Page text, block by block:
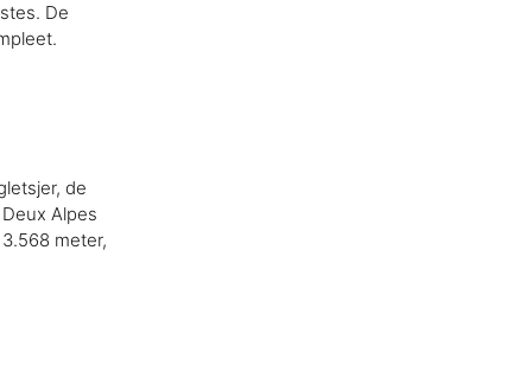
De
de
Alpes
meter,